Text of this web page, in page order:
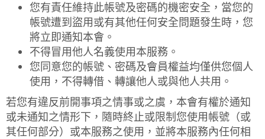
您有責任維持此帳號及密碼的機密安全，當您的
帳號遭到盜用或有其他任何安全問題發生時，您
將立即通知本會。
不得冒用他人名義使用本服務。
您同意您的帳號、密碼及會員權益均僅供您個人
使用，不得轉借、轉讓他人或與他人共用。
若您有違反前開事項之情事或之虞，本會有權於通知
或未通知之情形下，隨時終止或限制您使用帳號（或
其任何部分）或本服務之使用，並將本服務內任何相